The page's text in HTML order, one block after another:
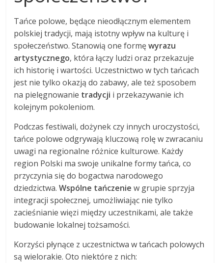
Tańce polowe, będące nieodłącznym elementem
polskiej tradycji, mają istotny wpływ na kulturę i
społeczeństwo. Stanowią one formęwyrazu
artystycznego, która łączy ludzi oraz przekazuje
ich historię i wartości. Uczestnictwo w tych tańcach
jest nie tylko okazją do zabawy, ale też sposobem
na pielęgnowanie tradycji i przekazywanie ich
kolejnym pokoleniom.
Podczas festiwali, dożynek czy innych uroczystości,
tańce polowe odgrywają kluczową rolę w zwracaniu
uwagi na regionalne różnice kulturowe. Każdy
region Polski ma swoje unikalne formy tańca, co
przyczynia się do bogactwa narodowego
dziedzictwa.Wspólne tańczenie w grupie sprzyja
integracji społecznej, umożliwiając nie tylko
zacieśnianie więzi między uczestnikami, ale także
budowanie lokalnej tożsamości.
Korzyści płynące z uczestnictwa w tańcach polowych
są wielorakie. Oto niektóre z nich: